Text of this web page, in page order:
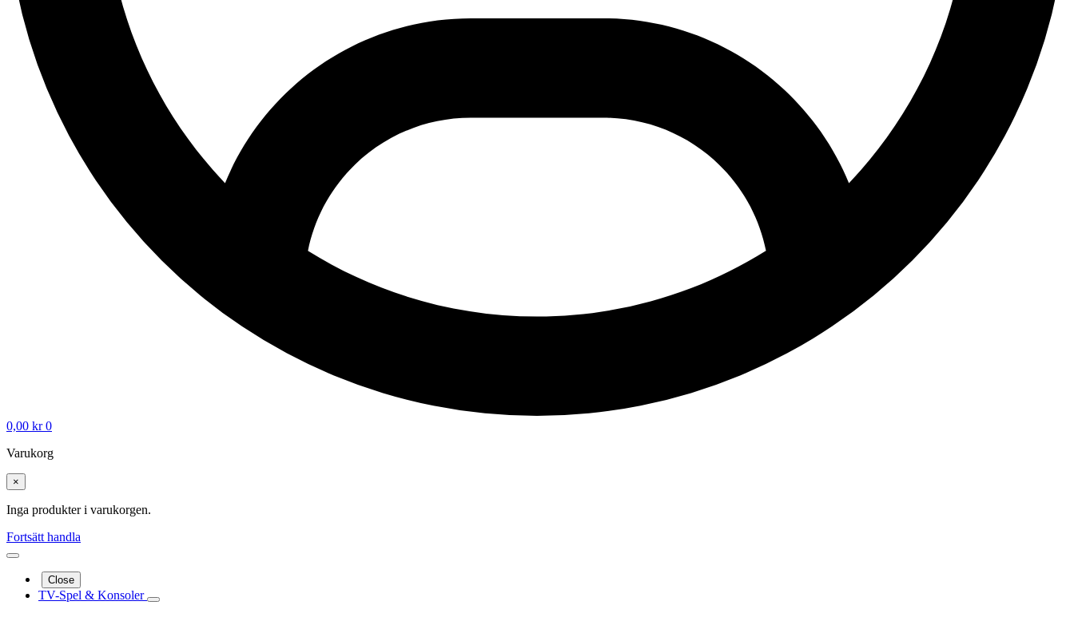
0,00 kr 0
Varukorg
×
Inga produkter i varukorgen.
Fortsätt handla
Close
TV-Spel & Konsoler